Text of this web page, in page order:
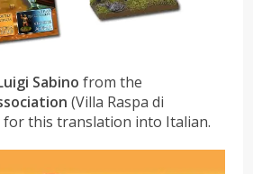
Sabino from the
(Villa Raspa di
for this translation into Italian.